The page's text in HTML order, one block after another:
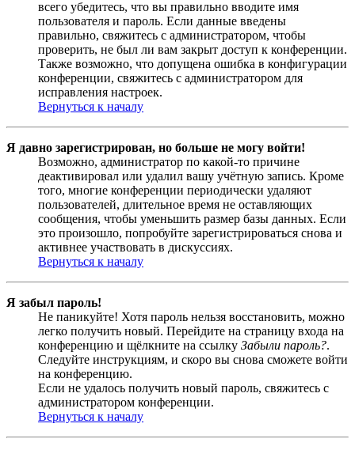
всего убедитесь, что вы правильно вводите имя
пользователя и пароль. Если данные введены
правильно, свяжитесь с администратором, чтобы
проверить, не был ли вам закрыт доступ к конференции.
Также возможно, что допущена ошибка в конфигурации
конференции, свяжитесь с администратором для
исправления настроек.
Вернуться к началу
Я давно зарегистрирован, но больше не могу войти!
Возможно, администратор по какой-то причине
деактивировал или удалил вашу учётную запись. Кроме
того, многие конференции периодически удаляют
пользователей, длительное время не оставляющих
сообщения, чтобы уменьшить размер базы данных. Если
это произошло, попробуйте зарегистрироваться снова и
активнее участвовать в дискуссиях.
Вернуться к началу
Я забыл пароль!
Не паникуйте! Хотя пароль нельзя восстановить, можно
легко получить новый. Перейдите на страницу входа на
конференцию и щёлкните на ссылку Забыли пароль?.
Следуйте инструкциям, и скоро вы снова сможете войти
на конференцию.
Если не удалось получить новый пароль, свяжитесь с
администратором конференции.
Вернуться к началу